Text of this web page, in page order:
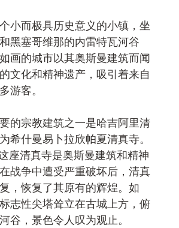
小而极具历史意义的小镇，坐
黑塞哥维那的内雷特瓦河谷
画的城市以其奥斯曼建筑而闻
文化和精神遗产，吸引着来自
游客。
的宗教建筑之一是哈吉阿里清
希什曼易卜拉欣帕夏清真寺。
座清真寺是奥斯曼建筑和精神
战争中遭受严重破坏后，清真
，恢复了其原有的辉煌。如
志性尖塔耸立在古城上方，俯
谷，景色令人叹为观止。